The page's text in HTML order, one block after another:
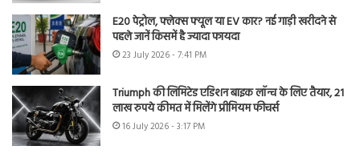
E20 पेट्रोल, फ्लेक्स फ्यूल या EV कार? नई गाड़ी खरीदने से
पहले जानें किसमें है ज्यादा फायदा
23 July 2026 - 7:41 PM
Triumph की लिमिटेड एडिशन बाइक लॉन्च के लिए तैयार, 21
लाख रुपये कीमत में मिलेंगे प्रीमियम फीचर्स
16 July 2026 - 3:17 PM